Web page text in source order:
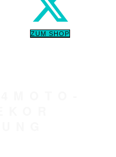
ZUM SHOP